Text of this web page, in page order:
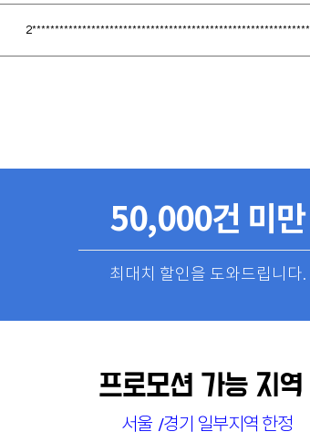
50,000건 미만
최대치 할인을 도와드립니다.
프로모션 가능 지역
서울 /경기 일부지역 한정